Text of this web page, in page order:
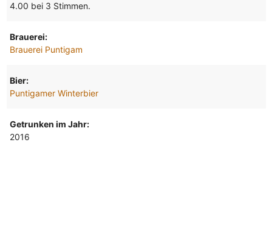
4.00 bei 3 Stimmen.
Brauerei:
Brauerei Puntigam
Bier:
Puntigamer Winterbier
Getrunken im Jahr:
2016